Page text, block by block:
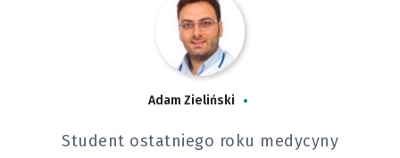
Adam Zieliński
Student ostatniego roku medycyny